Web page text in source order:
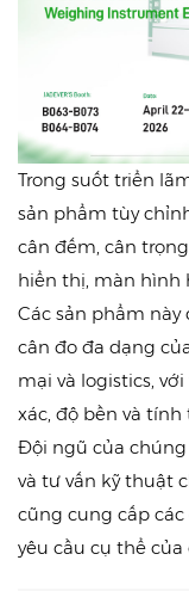
Trong suốt triển
sản phẩm tùy
cân đếm, cân
hiển thị, màn hình
Các sản phẩm
cân đo đa dạng
mại và logistics,
xác, độ bền và
Đội ngũ của
và tư vấn kỹ thuật
cũng cung cấp
yêu cầu cụ thể